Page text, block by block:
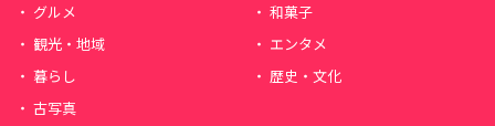
グルメ
和菓子
観光・地域
エンタメ
暮らし
歴史・文化
古写真